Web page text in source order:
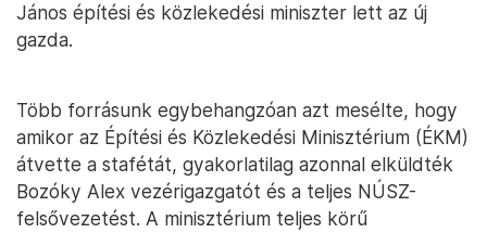
János építési és közlekedési miniszter lett az új
gazda.
Több forrásunk egybehangzóan azt mesélte, hogy
amikor az Építési és Közlekedési Minisztérium (ÉKM)
átvette a stafétát, gyakorlatilag azonnal elküldték
Bozóky Alex vezérigazgatót és a teljes NÚSZ-
felsővezetést. A minisztérium teljes körű